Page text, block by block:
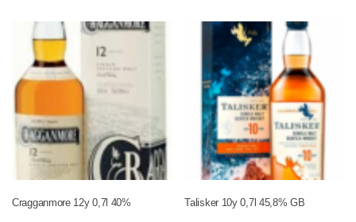
Cragganmore 12y 0,7l 40% Talisker 10y 0,7l 45,8% GB